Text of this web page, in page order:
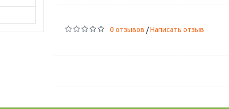
0 отзывов /Написать отзыв